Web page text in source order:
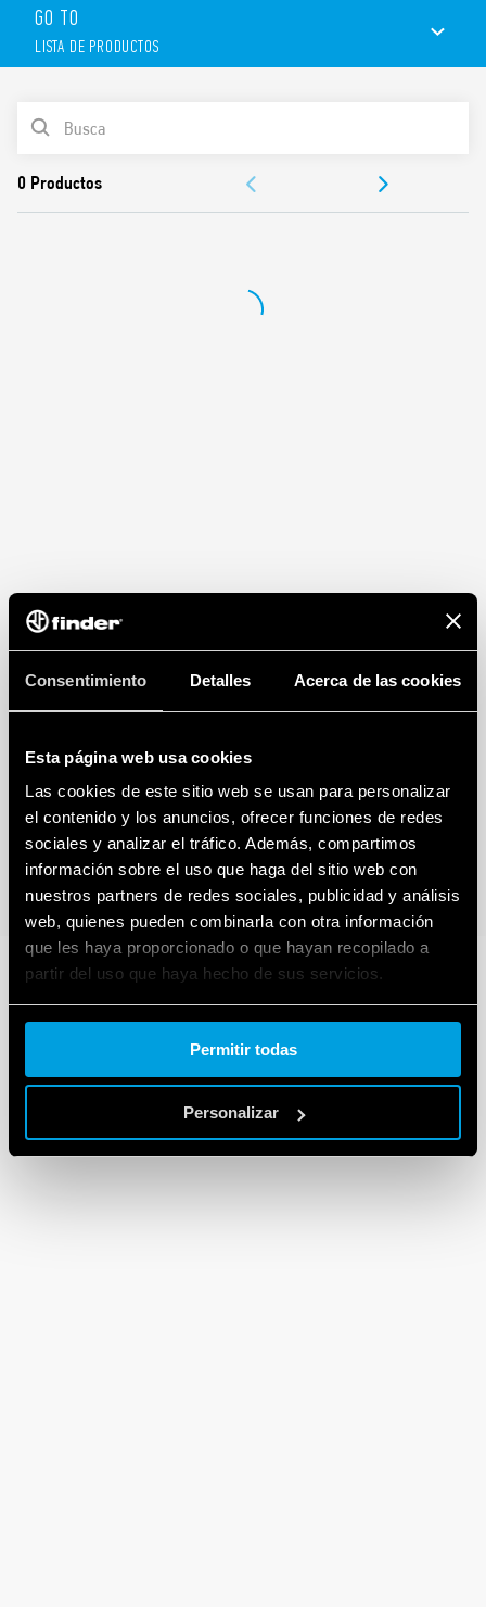
Consentimiento Detalles Acerca de las cookies
Esta página web usa cookies
Las cookies de este sitio web se usan para personalizar
el contenido y los anuncios, ofrecer funciones de redes
sociales y analizar el tráfico. Además, compartimos
información sobre el uso que haga del sitio web con
nuestros partners de redes sociales, publicidad y análisis
web, quienes pueden combinarla con otra información
que les haya proporcionado o que hayan recopilado a
partir del uso que haya hecho de sus servicios.
Cookie policy.
Permitir todas
Personalizar
Zócalo con bornes de jaula, montaje en panel o carril de 35
mm.
Panel o carril de 35 mm (EN 60715)
GO TO
LISTA DE PRODUCTOS
LISTA DE PRODUCTOS
APROBACIONES